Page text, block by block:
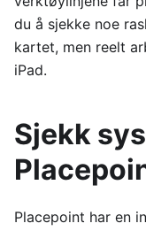
du å sjekke noe
kartet, men reelt
iPad.
Sjekk
Placepoint har en